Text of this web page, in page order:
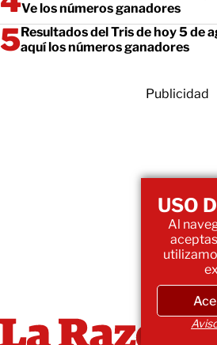
Ve los números ganadores
Resultados del Tris de hoy 5 de
aquí los números ganadores
Publicidad
USO
Al